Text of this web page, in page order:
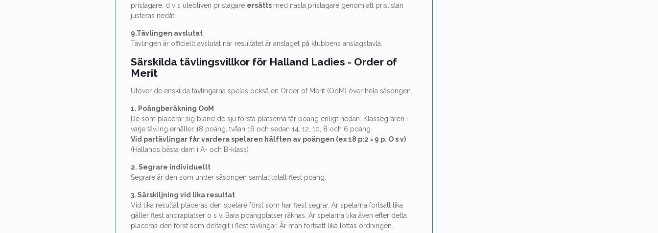
pris­tagare, d v s utebliven pristagare ersätts med nästa pristagare genom att prislistan
justeras nedåt.
9.Tävlingen avslutat
Tävlingen är officiellt avslutat när resultatet är anslaget på klubbens anslagstavla.
Särskilda tävlingsvillkor för Halland Ladies - Order of
Merit
Utöver de enskilda tävlingarna spelas också en Order of Merit (OoM) över hela säsongen.
1. Poängberäkning OoM
De som placerar sig bland de sju första platserna får poäng enligt nedan. Klassegraren i
varje tävling erhåller 18 poäng, tvåan 16 och sedan 14, 12, 10, 8 och 6 poäng.
Vid partävlingar får vardera spelaren hälften av poängen (ex 18 p:2 = 9 p. O s v)
(Hallands bästa dam i A- och B-klass)
2. Segrare individuellt
Segrare är den som under säsongen samlat totalt flest poäng.
3. Särskiljning vid lika resultat
Vid lika resultat placeras den spelare först som har flest segrar. Är spelarna fortsatt lika
gäller flest andraplatser o s v. Bara poängplatser räknas. Är spelarna lika även efter detta
placeras den först som deltagit i flest tävlingar. Är man fortsatt lika lottas ordningen.